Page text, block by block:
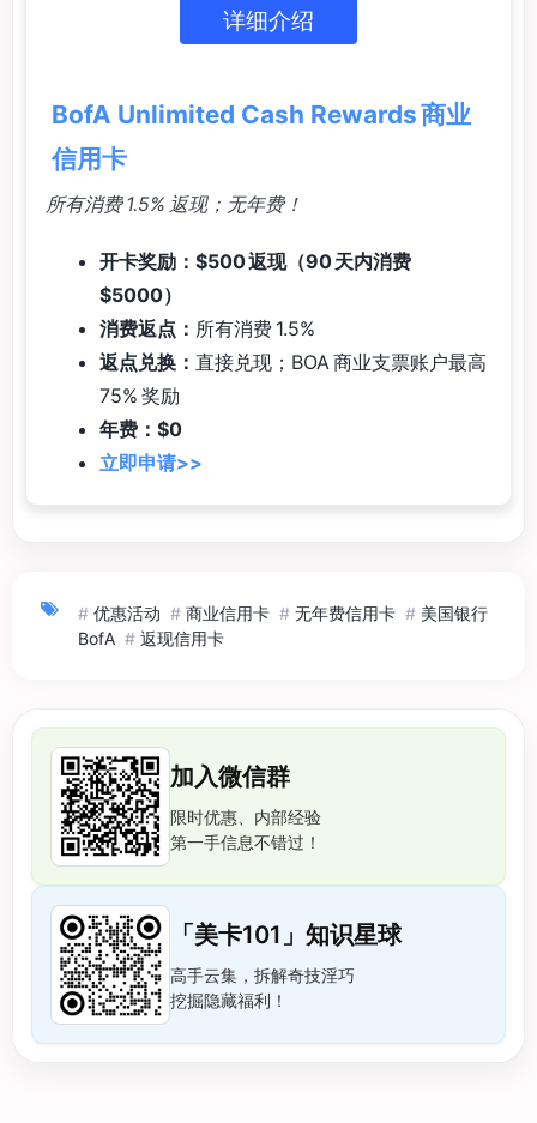
详细介绍
BofA Unlimited Cash Rewards 商业
信用卡
所有消费 1.5% 返现；无年费！
开卡奖励：$500 返现（90 天内消费
$5000）
消费返点： 所有消费 1.5%
返点兑换： 直接兑现；BOA 商业支票账户最高
75% 奖励
年费：$0
立即申请>>
# 优惠活动 # 商业信用卡 # 无年费信用卡 # 美国银行
BofA # 返现信用卡
加入微信群
限时优惠、内部经验
第一手信息不错过！
「美卡101」知识星球
高手云集，拆解奇技淫巧
挖掘隐藏福利！